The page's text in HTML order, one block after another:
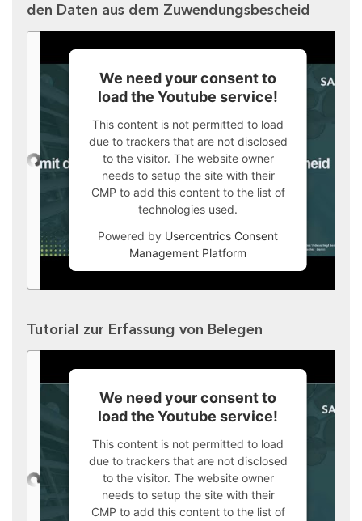
den Daten aus dem Zuwendungsbescheid
We need your consent to
load the Youtube service!
This content is not permitted to load
due to trackers that are not disclosed
to the visitor. The website owner
needs to setup the site with their
CMP to add this content to the list of
technologies used.
Powered by Usercentrics Consent
Management Platform
Tutorial zur Erfassung von Belegen
We need your consent to
load the Youtube service!
This content is not permitted to load
due to trackers that are not disclosed
to the visitor. The website owner
needs to setup the site with their
CMP to add this content to the list of